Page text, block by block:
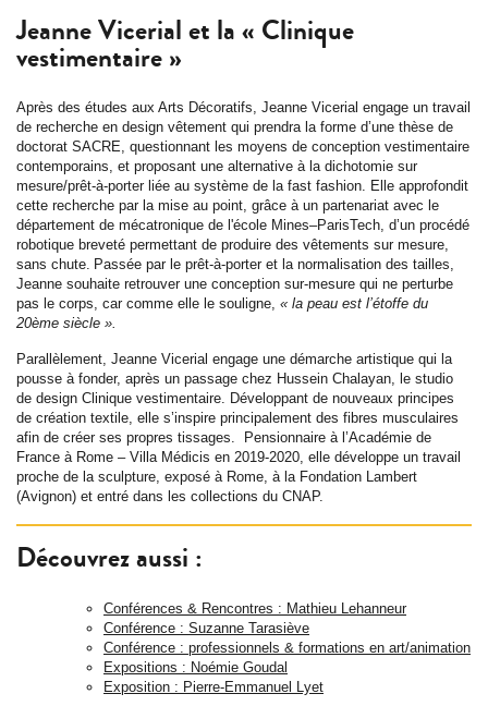
Jeanne Vicerial et la « Clinique
vestimentaire »
Après des études aux Arts Décoratifs, Jeanne Vicerial engage un travail
de recherche en design vêtement qui prendra la forme d’une thèse de
doctorat SACRE, questionnant les moyens de conception vestimentaire
contemporains, et proposant une alternative à la dichotomie sur
mesure/prêt-à-porter liée au système de la fast fashion. Elle approfondit
cette recherche par la mise au point, grâce à un partenariat avec le
département de mécatronique de l'école Mines–ParisTech, d’un procédé
robotique breveté permettant de produire des vêtements sur mesure,
sans chute. Passée par le prêt-à-porter et la normalisation des tailles,
Jeanne souhaite retrouver une conception sur-mesure qui ne perturbe
pas le corps, car comme elle le souligne, « la peau est l’étoffe du
20ème siècle ».
Parallèlement, Jeanne Vicerial engage une démarche artistique qui la
pousse à fonder, après un passage chez Hussein Chalayan, le studio
de design Clinique vestimentaire. Développant de nouveaux principes
de création textile, elle s’inspire principalement des fibres musculaires
afin de créer ses propres tissages. Pensionnaire à l’Académie de
France à Rome – Villa Médicis en 2019-2020, elle développe un travail
proche de la sculpture, exposé à Rome, à la Fondation Lambert
(Avignon) et entré dans les collections du CNAP.
Découvrez aussi :
Conférences & Rencontres : Mathieu Lehanneur
Conférence : Suzanne Tarasiève
Conférence : professionnels & formations en art/animation
Expositions : Noémie Goudal
Exposition : Pierre‑Emmanuel Lyet